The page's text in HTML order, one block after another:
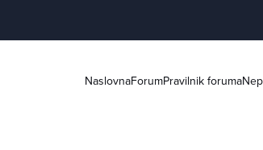
NaslovnaForumPravilnik foruma